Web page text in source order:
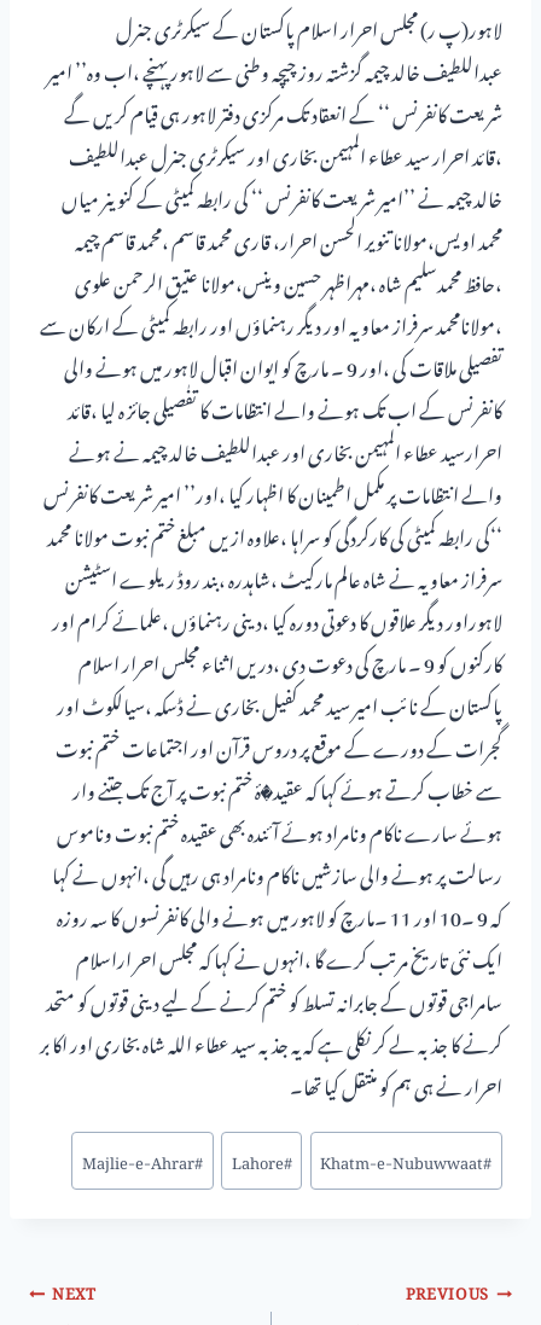
لاہور(پ ر) مجلس احرار اسلام پاکستان کے سیکرٹری جنرل
عبداللطیف خالد چیمہ گزشتہ روز چیچہ وطنی سے لاہور پہنچے ،اب وہ’’ امیر
شریعت کانفرنس ‘‘ کے انعقاد تک مرکزی دفتر لاہور ہی قیام کریں گے
،قائد احرار سید عطاء المہیمن بخاری اور سیکرٹری جنرل عبداللطیف
خالد چیمہ نے ’’امیر شریعت کانفرنس ‘‘ کی رابطہ کمیٹی کے کنوینر میاں
محمد اویس،مولانا تنویر الحسن احرار، قاری محمد قاسم ،محمد قاسم چیمہ
،حافظ محمدسلیم شاہ ،مہراظہر حسین وینس،مولانا عتیق الرحمن علوی
،مولانامحمد سرفراز معاویہ اور دیگر رہنماؤں اور رابطہ کمیٹی کے ارکان سے
تفصیلی ملاقات کی ،اور 9 ۔ مارچ کو ایوان اقبال لاہور میں ہونے والی
کانفرنس کے اب تک ہونے والے انتظامات کا تفٰصیلی جائز ہ لیا ،قائد
احرارسید عطاء المہیمن بخاری اور عبداللطیف خالد چیمہ نے ہونے
والے انتظامات پر مکمل اطمینان کا اظہار کیا ،اور’’ امیر شریعت کانفرنس
‘‘کی رابطہ کمیٹی کی کارکردگی کو سراہا ،علاوہ ازیں مبلغ ختم نبوت مولانا محمد
سرفراز معاویہ نے شاہ عالم مارکیٹ ،شاہدرہ ،بند روڈ ریلوے اسٹیشن
لاہوراور دیگر علاقوں کا دعوتی دورہ کیا ،دینی رہنماؤں ،علمائے کرام اور
کارکنوں کو 9 ۔ مارچ کی دعوت دی ،دریں اثناء مجلس احرار اسلام
پاکستان کے نائب امیر سید محمد کفیل بخاری نے ڈسکہ ،سیالکوٹ اور
گجرات کے دورے کے موقع پر دروس قرآن اور اجتماعات ختم نبوت
سے خطاب کرتے ہوئے کہا کہ عقید�ۂ ختم نبوت پر آج تک جتنے وار
ہوئے سارے ناکام ونامراد ہوئے آئندہ بھی عقیدہ ختم نبوت وناموس
رسالت پر ہونے والی سازشیں ناکام ونامراد ہی رہیں گی ،انہوں نے کہا
کہ 9 ۔10 اور 11 ۔مارچ کو لاہور میں ہونے والی کانفرنسوں کا سہ روزہ
ایک نئی تاریخ مرتب کرے گا ،انہوں نے کہا کہ مجلس احر اراسلام
سامراجی قوتوں کے جابرانہ تسلط کو ختم کرنے کے لیے دینی قوتوں کو متحد
کرنے کا جذبہ لے کر نکلی ہے کہ یہ جذبہ سید عطاء اللہ شاہ بخاری اور اکا بر
احرار نے ہی ہم کو منتقل کیا تھا۔
#
Khatm-e-Nubuwwaat
#
Lahore
#
Majlie-e-Ahrar
PREVIOUS
NEXT